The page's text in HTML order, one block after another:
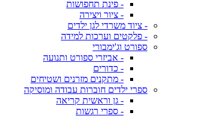
- פינת תחפושות
- ציור ויצירה
- ציוד משרדי לגן ילדים
- פלקטים וערכות למידה
ספורט וג'ימבורי
- אביזרי ספורט ותנועה
- כדורים
- מתקנים מזרנים ושטיחים
ספרי ילדים חוברות עבודה ומוסיקה
- גן וראשית קריאה
- ספרי רגשות